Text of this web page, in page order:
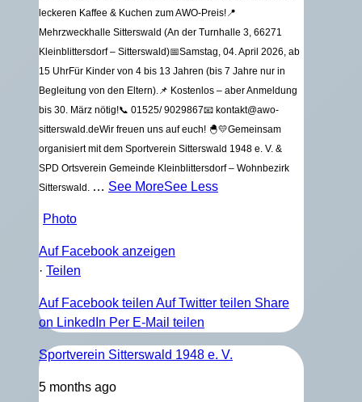
leckeren Kaffee & Kuchen zum AWO-Preis! 📍
Mehrzweckhalle Sitterswald (An der Turnhalle 3, 66271
Kleinblittersdorf – Sitterswald)📅Samstag, 04. April 2026, ab
15 UhrFür Kinder von 4 bis 13 Jahren (bis 7 Jahre nur in
Begleitung von den Eltern). 📌 Kostenlos – aber Anmeldung
bis 30. März nötig!📞 01525/ 9029867📧 kontakt@awo-
sitterswald.deWir freuen uns auf euch! 🐣💛Gemeinsam
organisiert mit dem Sportverein Sitterswald 1948 e. V. &
SPD Ortsverein Gemeinde Kleinblittersdorf – Wohnbezirk
Sitterswald.
… See MoreSee Less
Photo
Auf Facebook anzeigen
· Teilen
Auf Facebook teilen Auf Twitter teilen Share
on LinkedIn Per E-Mail teilen
Sportverein Sitterswald 1948 e. V.
5 months ago